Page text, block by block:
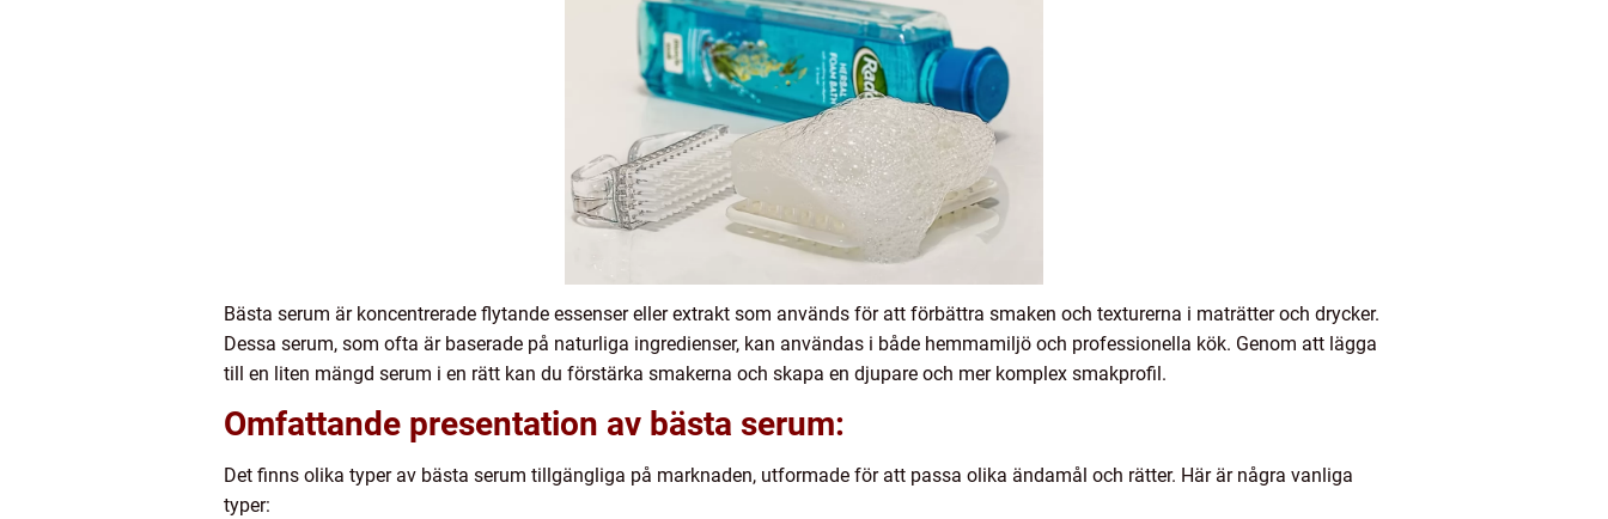
Bästa serum är koncentrerade flytande essenser eller extrakt som används för att förbättra smaken och texturerna i maträtter och drycker.
Dessa serum, som ofta är baserade på naturliga ingredienser, kan användas i både hemmamiljö och professionella kök. Genom att lägga
till en liten mängd serum i en rätt kan du förstärka smakerna och skapa en djupare och mer komplex smakprofil.
Omfattande presentation av bästa serum:
Det finns olika typer av bästa serum tillgängliga på marknaden, utformade för att passa olika ändamål och rätter. Här är några vanliga
typer: